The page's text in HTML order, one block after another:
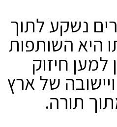
נשקע לתוך
היא השותפות
למען חיזוק
של ארץ
תורה.